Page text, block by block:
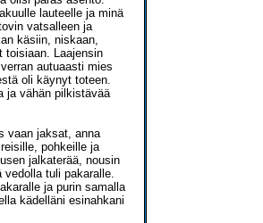
lauteelle ja minä
vatsalleen ja
käsiin, niskaan,
toisiaan. Laajensin
autuaasti mies
oli käynyt toteen.
ja vähän pilkistävää
vaan jaksat, anna
pohkeille ja
jalkaterää, nousin
tuli pakaralle.
ja purin samalla
kädelläni esinahkani